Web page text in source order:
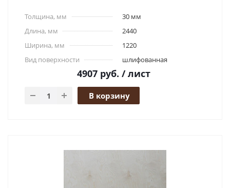
Толщина, мм
30 мм
Длина, мм
2440
Ширина, мм
1220
Вид поверхности
шлифованная
4907 руб. / лист
В корзину